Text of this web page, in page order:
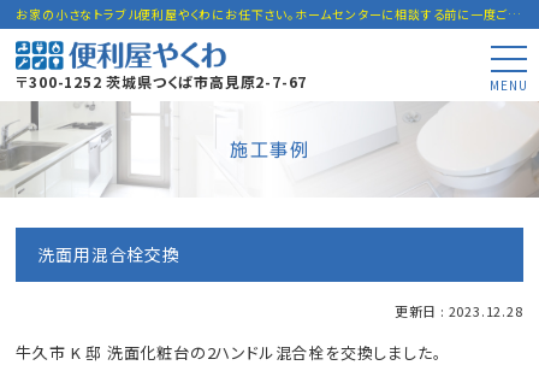
お家の小さなトラブル便利屋やくわにお任下さい。ホームセンターに相談する前に一度ご連絡下さい。
〒300-1252 茨城県つくば市高見原2-7-67 MENU
施工事例
洗面用混合栓交換
更新日 : 2023.12.28
牛久市 K 邸 洗面化粧台の2ハンドル混合栓を交換しました。